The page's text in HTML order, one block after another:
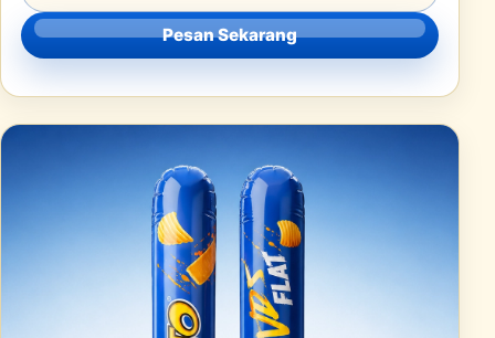
Pesan Sekarang